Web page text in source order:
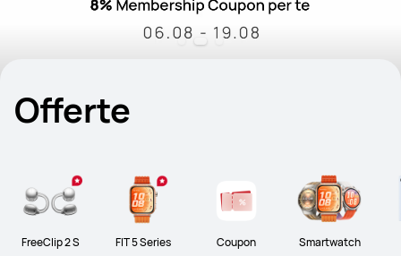
Offerte
FreeClip 2 S FIT 5 Series Coupon Smartwatch